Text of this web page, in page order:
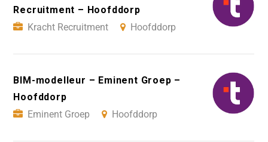
Recruitment – Hoofddorp
Kracht Recruitment
Hoofddorp
BIM-modelleur – Eminent Groep –
Hoofddorp
Eminent Groep
Hoofddorp